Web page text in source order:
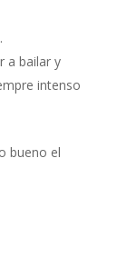
a bailar y
intenso
bueno el